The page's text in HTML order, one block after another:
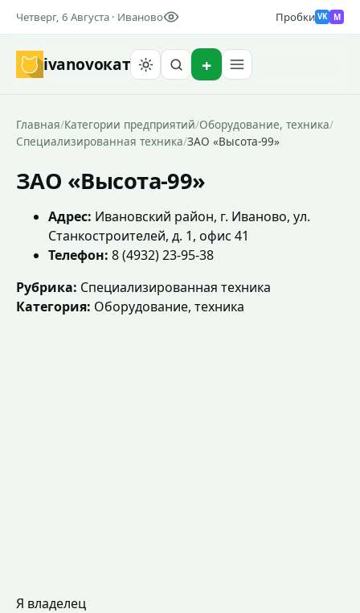
Четверг, 6 Августа · Иваново Пробки VK M
ivanovoкат
Найти
Главная/Категории предприятий/Оборудование, техника/
Специализированная техника/ЗАО «Высота-99»
ЗАО «Высота-99»
Адрес: Ивановский район, г. Иваново, ул.
Станкостроителей, д. 1, офис 41
Телефон: 8 (4932) 23-95-38
Рубрика: Специализированная техника
Категория: Оборудование, техника
Я владелец